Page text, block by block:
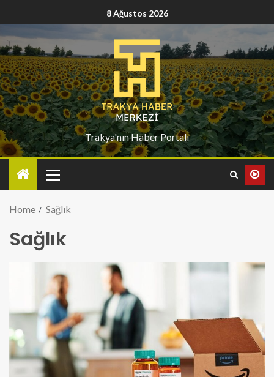
8 Ağustos 2026
Trakya'nın Haber Portalı
Home Sağlık
Sağlık